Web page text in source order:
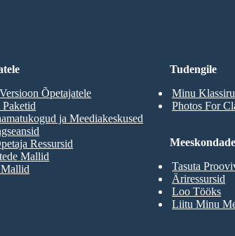
Tudengile
Minu
Photos For
Õpetajatele
ja Meediakeskused
Ressursid
Mallid
Tasuta
Äriressursid
Loo Tööks
Liitu Minu